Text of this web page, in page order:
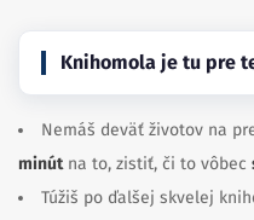
Knihomola je tu pre
Nemáš deväť životov na
minútna to, zistiť, či to vôbec
Túžiš po ďalšej skvelej